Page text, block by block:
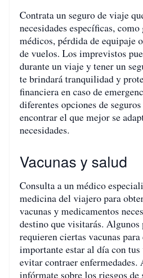
Contrata un seguro de viaje
necesidades específicas, como
médicos, pérdida de equipaje
de vuelos. Los imprevistos
durante un viaje y tener un
te brindará tranquilidad y
financiera en caso de
diferentes opciones de
encontrar el que mejor se
necesidades.
Vacunas y salud
Consulta a un médico
medicina del viajero para
vacunas y medicamentos
destino que visitarás. Algunos
requieren ciertas vacunas
importante estar al día con tus
evitar contraer enfermedades.
infórmate sobre los riesgos de